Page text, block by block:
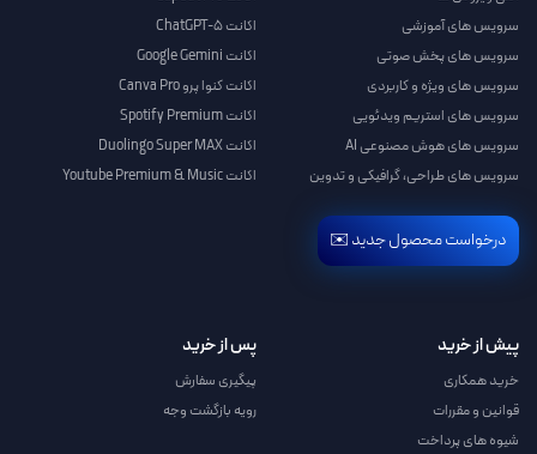
سرویس های آموزشی
سرویس های پخش صوتی
سرویس های ویژه و کاربردی
سرویس های استریم ویدئویی
سرویس های هوش مصنوعی AI
سرویس های طراحی، گرافیکی و تدوین
درخواست محصول جدید ✉️
اکانت ChatGPT-5
اکانت Google Gemini
اکانت کنوا پرو Canva Pro
اکانت Spotify Premium
اکانت Duolingo Super MAX
اکانت Youtube Premium & Music
پیش از خرید
خرید همکاری
قوانین و مقررات
شیوه های پرداخت
پس از خرید
پیگیری سفارش
رویه بازگشت وجه